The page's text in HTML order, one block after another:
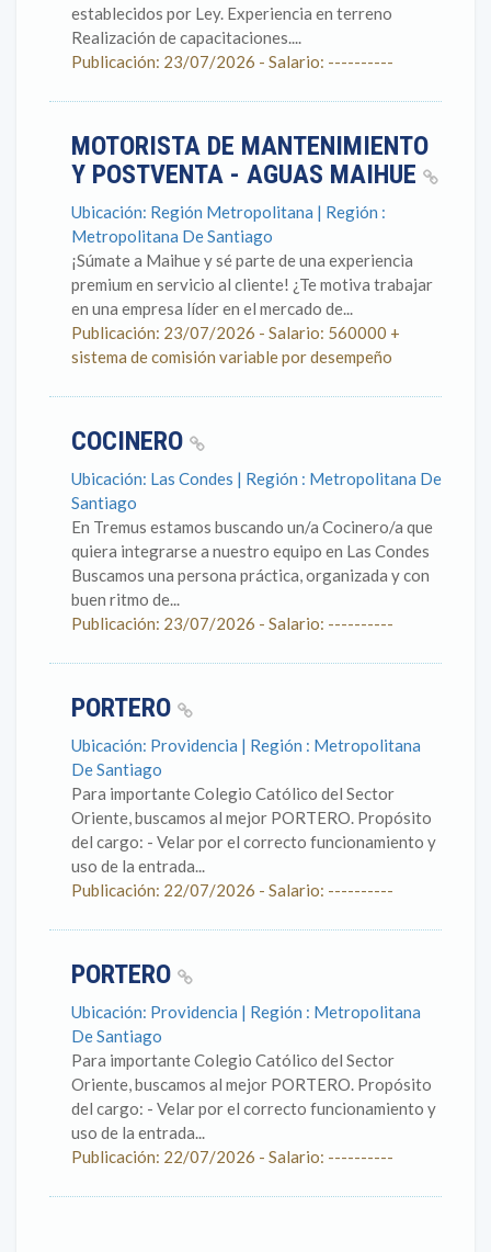
establecidos por Ley. Experiencia en terreno
Realización de capacitaciones....
Publicación: 23/07/2026 - Salario: ----------
MOTORISTA DE MANTENIMIENTO
Y POSTVENTA - AGUAS MAIHUE
Ubicación: Región Metropolitana | Región :
Metropolitana De Santiago
¡Súmate a Maihue y sé parte de una experiencia
premium en servicio al cliente! ¿Te motiva trabajar
en una empresa líder en el mercado de...
Publicación: 23/07/2026 - Salario: 560000 +
sistema de comisión variable por desempeño
COCINERO
Ubicación: Las Condes | Región : Metropolitana De
Santiago
En Tremus estamos buscando un/a Cocinero/a que
quiera integrarse a nuestro equipo en Las Condes
Buscamos una persona práctica, organizada y con
buen ritmo de...
Publicación: 23/07/2026 - Salario: ----------
PORTERO
Ubicación: Providencia | Región : Metropolitana
De Santiago
Para importante Colegio Católico del Sector
Oriente, buscamos al mejor PORTERO. Propósito
del cargo: - Velar por el correcto funcionamiento y
uso de la entrada...
Publicación: 22/07/2026 - Salario: ----------
PORTERO
Ubicación: Providencia | Región : Metropolitana
De Santiago
Para importante Colegio Católico del Sector
Oriente, buscamos al mejor PORTERO. Propósito
del cargo: - Velar por el correcto funcionamiento y
uso de la entrada...
Publicación: 22/07/2026 - Salario: ----------